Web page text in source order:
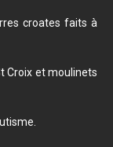
croates faits à
Croix et moulinets